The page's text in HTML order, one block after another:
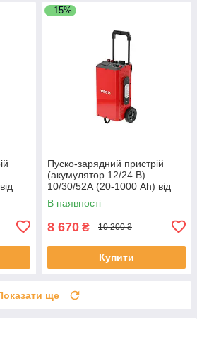
–15%
Пуско-зарядний пристрій
(акумулятор 12/24 В)
10/30/52А (20-1000 Аh) від
електромережі 230 В (старт
520А) Yato YT-83065
В наявності
8 670 ₴ 10 200 ₴
Купити
ще